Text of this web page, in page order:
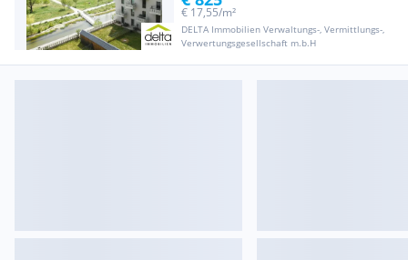
DELTA Immobilien Verwaltungs-, Vermittlungs-,
Verwertungsgesellschaft m.b.H
€ 17,55/m²